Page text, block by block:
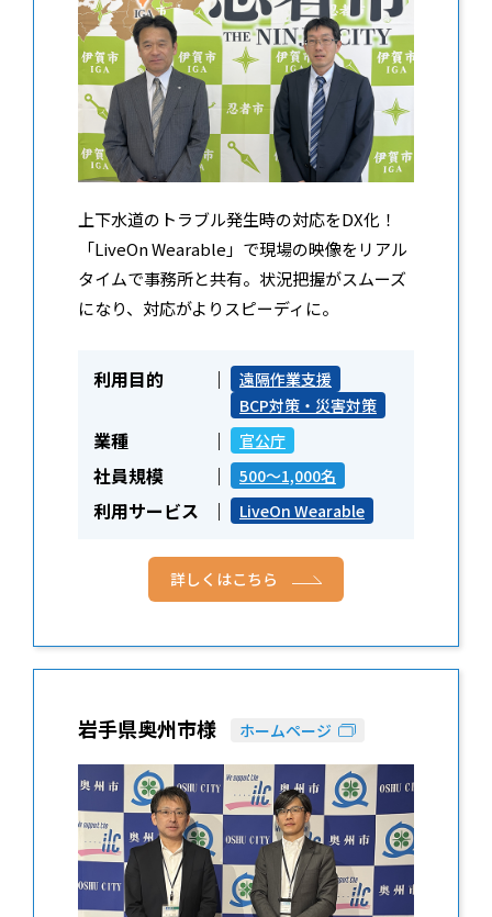
上下水道のトラブル発生時の対応をDX化！
「LiveOn Wearable」で現場の映像をリアル
タイムで事務所と共有。状況把握がスムーズ
になり、対応がよりスピーディに。
利用目的
遠隔作業支援
BCP対策・災害対策
業種 官公庁
社員規模 500～1,000名
利用サービス LiveOn Wearable
詳しくはこちら
岩手県奥州市様 ホームページ